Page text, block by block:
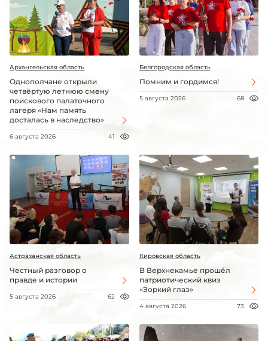
Архангельская область
Однополчане открыли
четвёртую летнюю смену
поискового палаточного
лагеря «Нам память
досталась в наследство»
6 августа 2026 41
Белгородская область
Помним и гордимся!
5 августа 2026 68
Астраханская область
Честный разговор о
правде и истории
5 августа 2026 62
Кировская область
В Верхнекамье прошёл
патриотический квиз
«Зоркий глаз»
4 августа 2026 73